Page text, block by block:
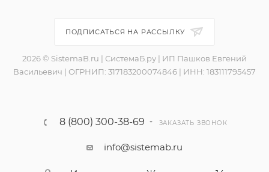
ПОДПИСАТЬСЯ НА РАССЫЛКУ
2026 © SistemaB.ru | СистемаБ.ру | ИП Пашков Евгений
Васильевич | ОГРНИП: 317183200074846 | ИНН: 183111795457
8 (800) 300-38-69 ЗАКАЗАТЬ ЗВОНОК
info@sistemab.ru